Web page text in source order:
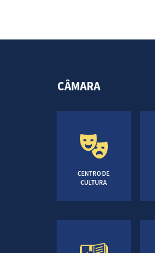
CÂMARA
CENTRO DE
CULTURA